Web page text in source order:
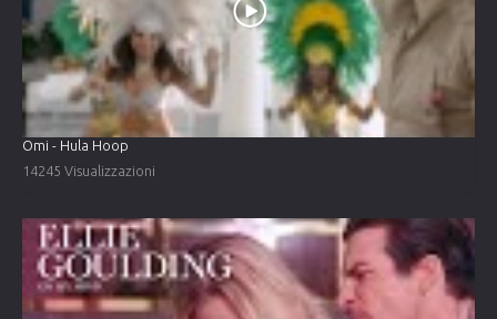
Omi - Hula Hoop
14245 Visualizzazioni